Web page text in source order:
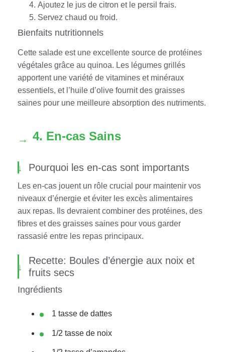
Ajoutez le jus de citron et le persil frais.
Servez chaud ou froid.
Bienfaits nutritionnels
Cette salade est une excellente source de protéines
végétales grâce au quinoa. Les légumes grillés
apportent une variété de vitamines et minéraux
essentiels, et l’huile d’olive fournit des graisses
saines pour une meilleure absorption des nutriments.
4. En-cas Sains
Pourquoi les en-cas sont importants
Les en-cas jouent un rôle crucial pour maintenir vos
niveaux d’énergie et éviter les excès alimentaires
aux repas. Ils devraient combiner des protéines, des
fibres et des graisses saines pour vous garder
rassasié entre les repas principaux.
Recette: Boules d’énergie aux noix et
fruits secs
Ingrédients
1 tasse de dattes
1/2 tasse de noix